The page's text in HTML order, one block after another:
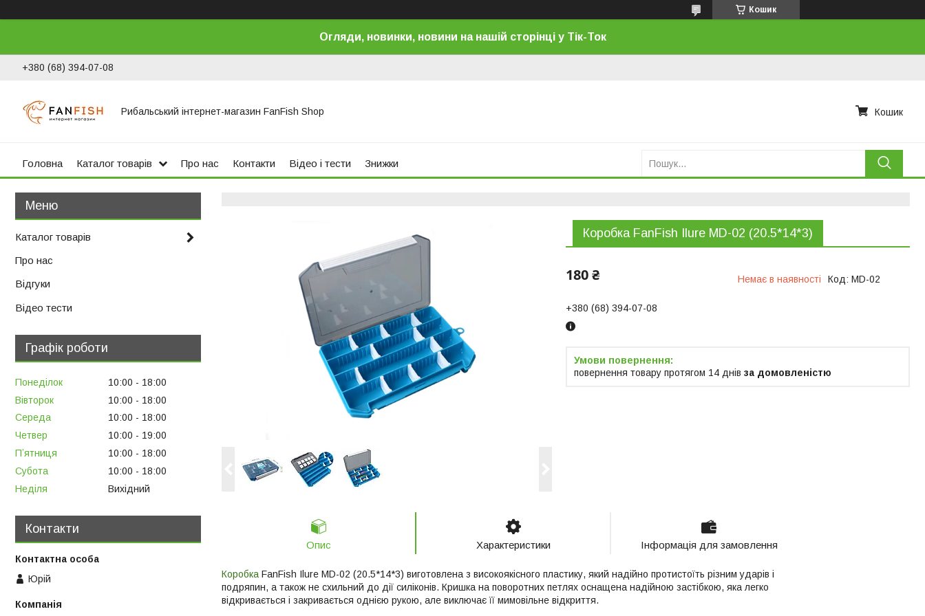
Кошик
Огляди, новинки, новини на нашій сторінці у Тік-Ток
+380 (68) 394-07-08
Рибальський інтернет-магазин FanFish Shop Кошик
Головна Каталог товарів Про нас Контакти Відео і тести Знижки
Коробка FanFish Ilure MD-02 (20.5*14*3)
180 ₴ Немає в наявності Код: MD-02
+380 (68) 394-07-08
повернення товару протягом 14 днів за домовленістю
Опис Характеристики Інформація для замовлення
Коробка FanFish Ilure MD-02 (20.5*14*3) виготовлена з високоякісного пластику, який надійно протистоїть різним ударів і
подряпин, а також не схильний до дії силіконів. Кришка на поворотних петлях оснащена надійною застібкою, яка легко
відкривається і закривається однією рукою, але виключає її мимовільне відкриття.
Каталог товарів
Про нас
Відгуки
Відео тести
Графік роботи
Понеділок 10:00
18:00
Вівторок
10:00
18:00
Середа
10:00
18:00
Четвер
10:00
19:00
Пʼятниця
10:00
18:00
Субота
10:00
18:00
Неділя
Вихідний
Контакти
Юрій